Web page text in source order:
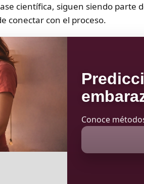
científica, siguen siendo parte
conectar con el proceso.
Conoce